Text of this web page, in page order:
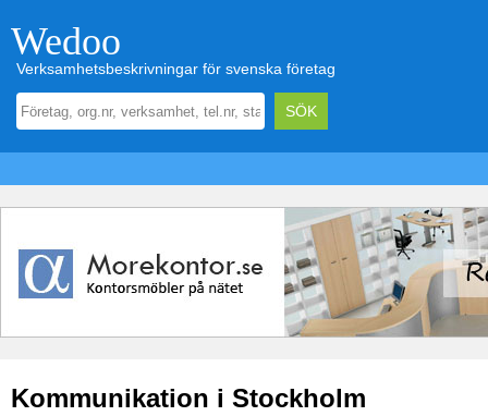
Wedoo
Verksamhetsbeskrivningar för svenska företag
Kommunikation i Stockholm